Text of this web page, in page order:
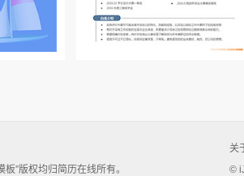
”版权均归简历在线所有。
关
©